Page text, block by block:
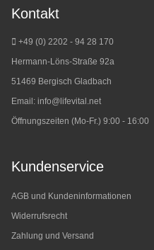
Kontakt
+49 (0) 2202 - 94 28 170
Hermann-Löns-Straße 92a
51469 Bergisch Gladbach
Email: info@lifevital.net
Öffnungszeiten (Mo-Fr.) 9:00 - 16:00
Kundenservice
AGB und Kundeninformationen
Widerrufsrecht
Zahlung und Versand